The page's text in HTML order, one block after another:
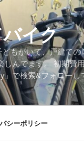
イク
もがいて、戸建て
んでます。 初期費
で検索&フォローし
シーポリシー